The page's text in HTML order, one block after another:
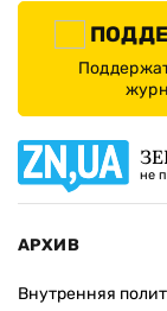
не
АРХИВ
Внутренняя